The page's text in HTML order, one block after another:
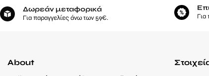
Δωρεάν μεταφορικά
Για παραγγελίες άνω των 59€. Για
About